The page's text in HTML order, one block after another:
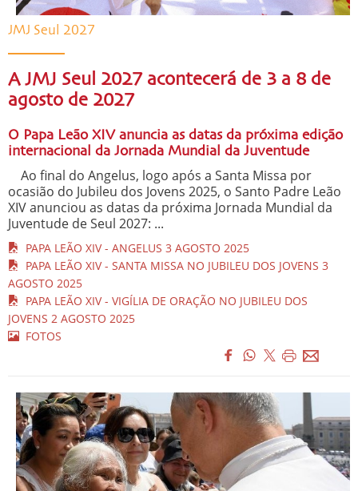
JMJ Seul 2027
A JMJ Seul 2027 acontecerá de 3 a 8 de
agosto de 2027
O Papa Leão XIV anuncia as datas da próxima edição
internacional da Jornada Mundial da Juventude
Ao final do Angelus, logo após a Santa Missa por
ocasião do Jubileu dos Jovens 2025, o Santo Padre Leão
XIV anunciou as datas da próxima Jornada Mundial da
Juventude de Seul 2027: ...
PAPA LEÃO XIV - ANGELUS 3 AGOSTO 2025
PAPA LEÃO XIV - SANTA MISSA NO JUBILEU DOS JOVENS 3
AGOSTO 2025
PAPA LEÃO XIV - VIGÍLIA DE ORAÇÃO NO JUBILEU DOS
JOVENS 2 AGOSTO 2025
FOTOS